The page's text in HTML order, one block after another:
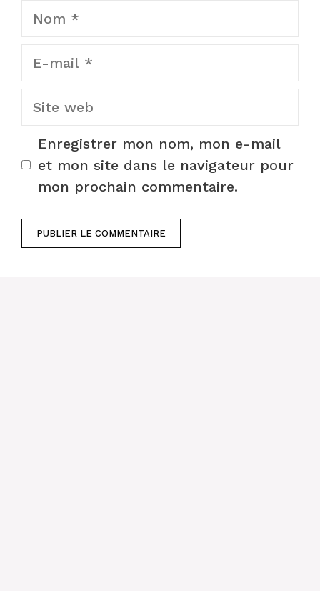
Nom
E-
Site
Enregistrer mon nom, mon e-mail
et mon site dans le navigateur pour
mon prochain commentaire.